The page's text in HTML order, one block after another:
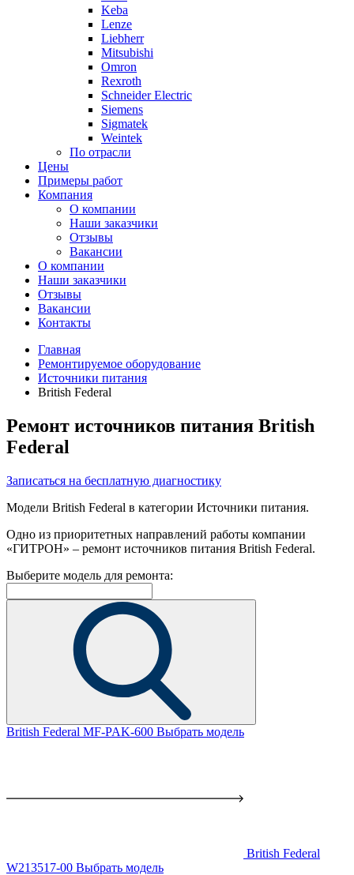
Keba
Lenze
Liebherr
Mitsubishi
Omron
Rexroth
Schneider Electric
Siemens
Sigmatek
Weintek
По отрасли
Цены
Примеры работ
Компания
О компании
Наши заказчики
Отзывы
Вакансии
О компании
Наши заказчики
Отзывы
Вакансии
Контакты
Главная
Ремонтируемое оборудование
Источники питания
British Federal
Ремонт источников питания British
Federal
Записаться на бесплатную диагностику
Модели British Federal в категории Источники питания.
Одно из приоритетных направлений работы компании
«ГИТРОН» – ремонт источников питания British Federal.
Выберите модель для ремонта:
British Federal MF-PAK-600 Выбрать модель
British Federal
W213517-00 Выбрать модель